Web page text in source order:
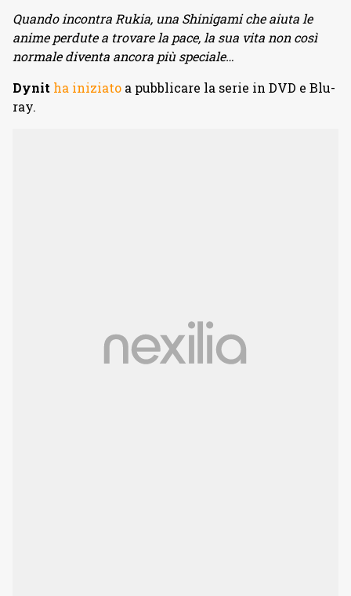
Quando incontra Rukia, una Shinigami che aiuta le
anime perdute a trovare la pace, la sua vita non così
normale diventa ancora più speciale…
Dynit ha iniziato a pubblicare la serie in DVD e Blu-
ray.